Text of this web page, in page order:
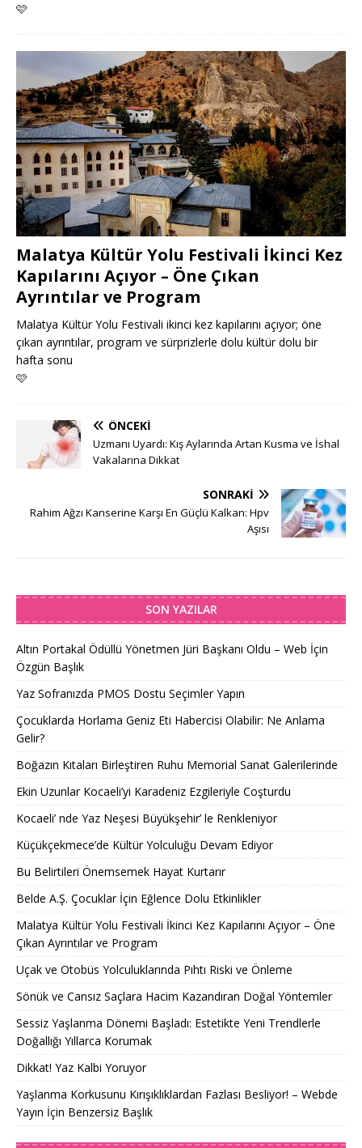
🩷
Malatya Kültür Yolu Festivali İkinci Kez
Kapılarını Açıyor – Öne Çıkan
Ayrıntılar ve Program
Malatya Kültür Yolu Festivali ikinci kez kapılarını açıyor; öne
çıkan ayrıntılar, program ve sürprizlerle dolu kültür dolu bir
hafta sonu
🩷
ÖNCEKI
Uzmanı Uyardı: Kış Aylarında Artan Kusma ve İshal
Vakalarına Dikkat
SONRAKI
Rahim Ağzı Kanserine Karşı En Güçlü Kalkan: Hpv
Aşısı
SON YAZILAR
Altın Portakal Ödüllü Yönetmen Jüri Başkanı Oldu – Web İçin
Özgün Başlık
Yaz Sofranızda PMOS Dostu Seçimler Yapın
Çocuklarda Horlama Geniz Eti Habercisi Olabilir: Ne Anlama
Gelir?
Boğazın Kıtaları Birleştiren Ruhu Memorial Sanat Galerilerinde
Ekin Uzunlar Kocaeli’yi Karadeniz Ezgileriyle Coşturdu
Kocaeli’ nde Yaz Neşesi Büyükşehir’ le Renkleniyor
Küçükçekmece’de Kültür Yolculuğu Devam Ediyor
Bu Belirtileri Önemsemek Hayat Kurtarır
Belde A.Ş. Çocuklar İçin Eğlence Dolu Etkinlikler
Malatya Kültür Yolu Festivali İkinci Kez Kapılarını Açıyor – Öne
Çıkan Ayrıntılar ve Program
Uçak ve Otobüs Yolculuklarında Pıhtı Riski ve Önleme
Sönük ve Cansız Saçlara Hacim Kazandıran Doğal Yöntemler
Sessiz Yaşlanma Dönemi Başladı: Estetikte Yeni Trendlerle
Doğallığı Yıllarca Korumak
Dikkat! Yaz Kalbi Yoruyor
Yaşlanma Korkusunu Kırışıklıklardan Fazlası Besliyor! – Webde
Yayın İçin Benzersiz Başlık